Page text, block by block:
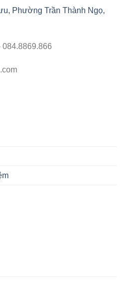
Phường Trần Thành Ngọ,